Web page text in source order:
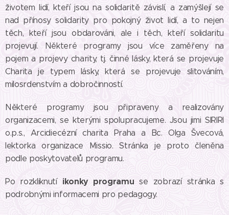
životem lidí, kteří jsou na solidaritě závislí, a zamýšlejí se
nad přínosy solidarity pro pokojný život lidí, a to nejen
těch, kteří jsou obdarováni, ale i těch, kteří solidaritu
projevují. Některé programy jsou více zaměřeny na
pojem a projevy charity, tj. činné lásky, která se projevuje
Charita je typem lásky, která se projevuje slitováním,
milosrdenstvím a dobročinností.
Některé programy jsou připraveny a realizovány
organizacemi, se kterými spolupracujeme. Jsou jimi SIRIRI
o.p.s., Arcidiecézní charita Praha a Bc. Olga Švecová,
lektorka organizace Missio. Stránka je proto členěna
podle poskytovatelů programu.
Po rozkliknutí ikonky programu se zobrazí stránka s
podrobnými informacemi pro pedagogy.